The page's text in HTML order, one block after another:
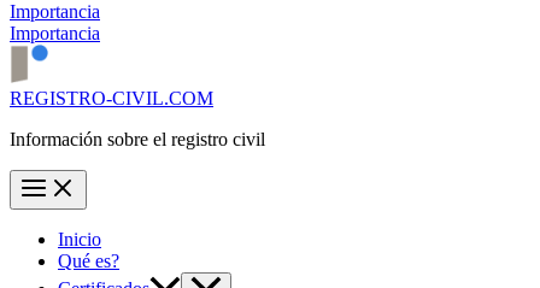
Importancia
Importancia
REGISTRO-CIVIL.COM
Información sobre el registro civil
Inicio
Qué es?